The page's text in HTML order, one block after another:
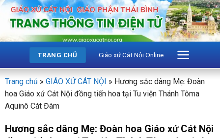
Bỏ
qua
dung
TRANG CHỦ Giáo xứ Cát Nội Online
Trang chủ » GIÁO XỨ CÁT NỘI » Hương sắc dâng Mẹ: Đoàn
hoa Giáo xứ Cát Nội đồng tiến hoa tại Tu viện Thánh Tôma
Aquinô Cát Đàm
Hương sắc dâng Mẹ: Đoàn hoa Giáo xứ Cát Nội